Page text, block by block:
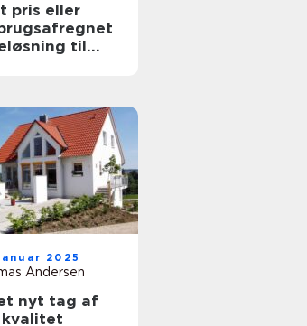
pris eller
til
2025
Andersen
nyt tag af